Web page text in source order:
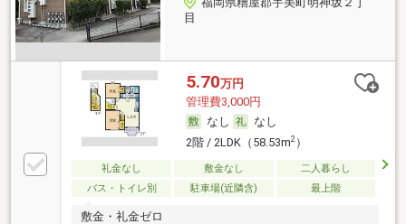
目
5.70万円
管理費3,000円
なし
なし
2階 / 2LDK（58.53m2）
礼金なし 敷金なし
二人暮らし
バス・トイレ別
駐車場(近隣含) 最上階
敷金・礼金ゼロ